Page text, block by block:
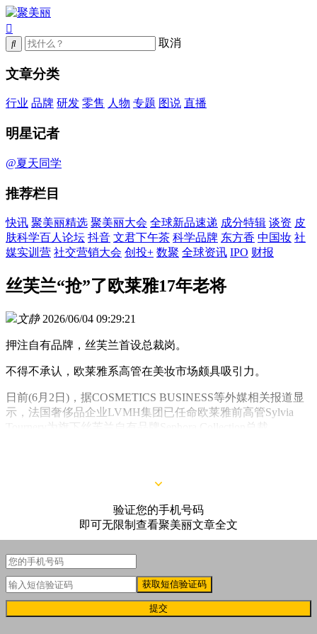
取消
文章分类
行业 品牌 研发 零售 人物 专题 图说 直播
明星记者
@夏天同学
推荐栏目
快讯 聚美丽精选 聚美丽大会 全球新品速递 成分特辑 谈资 皮
肤科学百人论坛 抖音 文君下午茶 科学品牌 东方香 中国妆 社
媒实训营 社交营销大会 创投+ 数聚 全球资讯 IPO 财报
丝芙兰“抢”了欧莱雅17年老将
文静 2026/06/04 09:29:21
押注自有品牌，丝芙兰首设总裁岗。
不得不承认，欧莱雅系高管在美妆市场颇具吸引力。
日前(6月2日)，据COSMETICS BUSINESS等外媒相关报道显
示，法国奢侈品企业LVMH集团已任命欧莱雅前高管Sylvia
Tournery为旗下丝芙兰自有品牌Sephora Collection总裁。
验证您的手机号码
即可无限制查看聚美丽文章全文
获取短信验证码
提交